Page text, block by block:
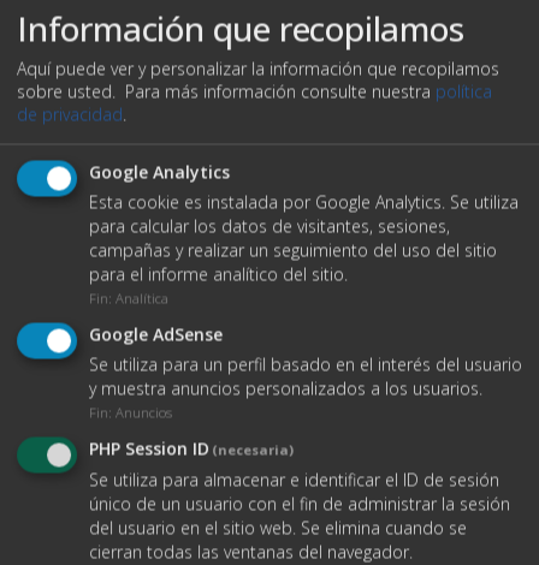
VER DATOS DE CONTACTO
O ENVÍANOS UN EMAIL
Nombre completo
Información que recopilamos
Aquí puede ver y personalizar la información que recopilamos
sobre usted. Para más información consulte nuestra política
de privacidad.
Google Analytics
Esta cookie es instalada por Google Analytics. Se utiliza
para calcular los datos de visitantes, sesiones,
campañas y realizar un seguimiento del uso del sitio
para el informe analítico del sitio.
Fin: Analítica
Google AdSense
Se utiliza para un perfil basado en el interés del usuario
y muestra anuncios personalizados a los usuarios.
Fin: Anuncios
PHP Session ID (necesaria)
Se utiliza para almacenar e identificar el ID de sesión
único de un usuario con el fin de administrar la sesión
del usuario en el sitio web. Se elimina cuando se
cierran todas las ventanas del navegador.